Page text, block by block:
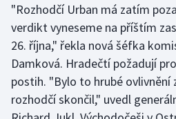
Golf
Gymnastika
Házená
Jezdectví
"Rozhodčí Urban má zatím
verdikt vyneseme na příštím
26. října," řekla nová šéfka
Damková. Hradečtí požadují
postih. "Bylo to hrubé ovlivnění
rozhodčí skončil," uvedl